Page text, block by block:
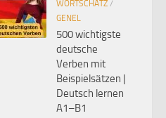
WORTSCHATZ /
GENEL
500 wichtigste
deutsche
Verben mit
Beispielsätzen |
Deutsch lernen
A1–B1